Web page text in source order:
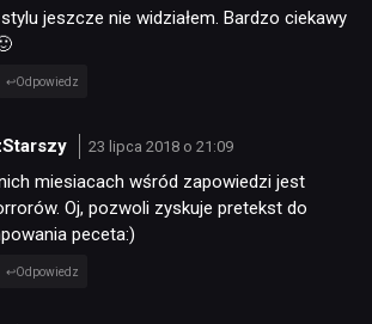
jeszcze nie widziałem. Bardzo ciekawy
Odpowiedz
23 lipca 2018 o 21:09
miesiacach wśród zapowiedzi jest
Oj, pozwoli zyskuje pretekst do
peceta:)
Odpowiedz